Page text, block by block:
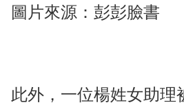
圖片來源：彭彭臉書
此外，一位楊姓女助理